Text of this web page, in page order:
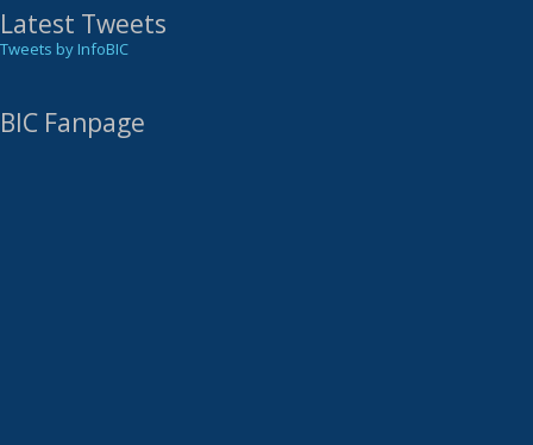
Latest Tweets
Tweets by InfoBIC
BIC Fanpage